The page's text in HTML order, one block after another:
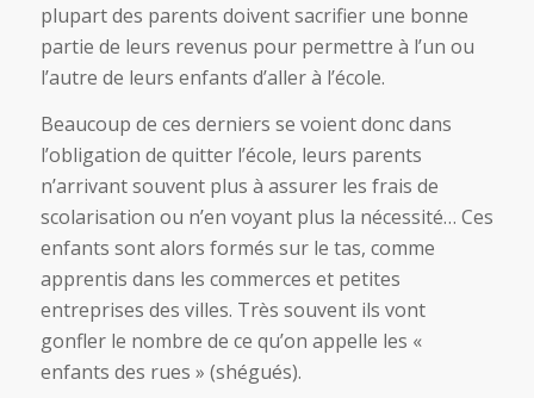
plupart des parents doivent sacrifier une bonne
partie de leurs revenus pour permettre à l’un ou
l’autre de leurs enfants d’aller à l’école.
Beaucoup de ces derniers se voient donc dans
l’obligation de quitter l’école, leurs parents
n’arrivant souvent plus à assurer les frais de
scolarisation ou n’en voyant plus la nécessité… Ces
enfants sont alors formés sur le tas, comme
apprentis dans les commerces et petites
entreprises des villes. Très souvent ils vont
gonfler le nombre de ce qu’on appelle les «
enfants des rues » (shégués).